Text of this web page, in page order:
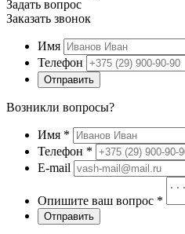
Задать вопрос
Заказать звонок
Имя
Телефон
Отправить
Возникли вопросы?
Имя *
Телефон *
E-mail
Опишите ваш вопрос *
Отправить